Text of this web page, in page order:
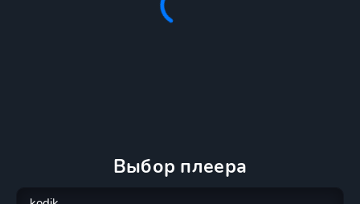
Выбор плеера